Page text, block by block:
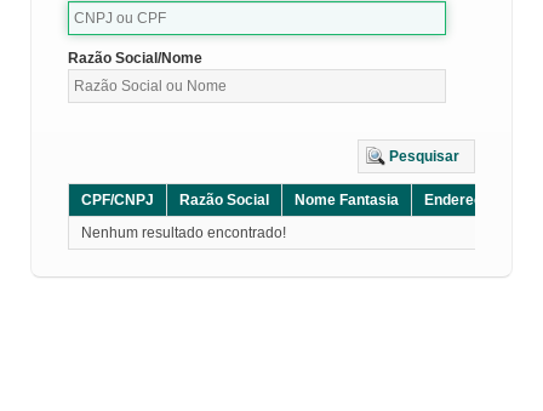
Razão Social/Nome
Pesquisar
CPF/CNPJ Razão Social Nome Fantasia Endereço
Nenhum resultado encontrado!